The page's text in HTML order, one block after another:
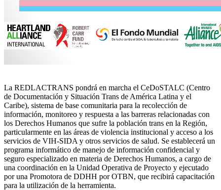
La REDLACTRANS pondrá en marcha el CeDoSTALC (Centro
de Documentación y Situación Trans de América Latina y el
Caribe), sistema de base comunitaria para la recolección de
información, monitoreo y respuesta a las barreras relacionadas con
los Derechos Humanos que sufre la población trans en la Región,
particularmente en las áreas de violencia institucional y acceso a los
servicios de VIH-SIDA y otros servicios de salud. Se establecerá un
programa informático de manejo de información confidencial y
seguro especializado en materia de Derechos Humanos, a cargo de
una coordinación en la Unidad Operativa de Proyecto y ejecutado
por una Promotora de DDHH por OTBN, que recibirá capacitación
para la utilización de la herramienta.